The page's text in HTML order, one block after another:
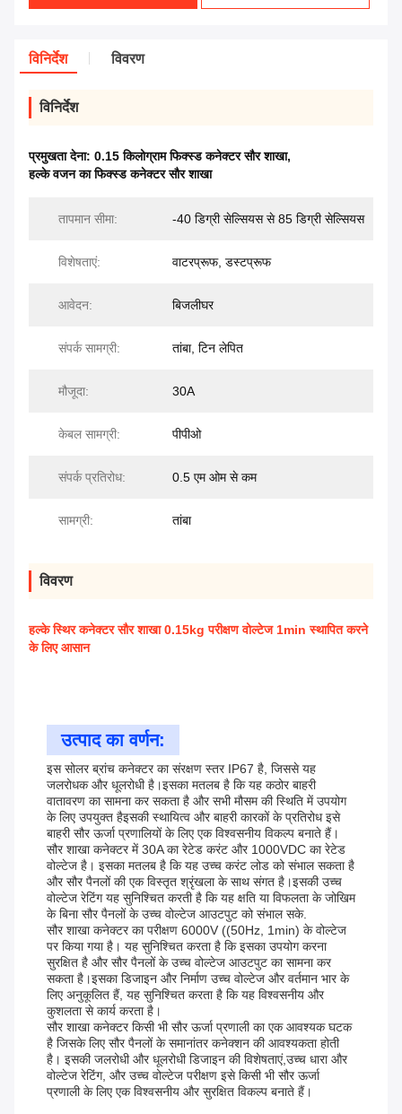
विनिर्देश विवरण
विनिर्देश
प्रमुखता देना: 0.15 किलोग्राम फिक्स्ड कनेक्टर सौर शाखा,
हल्के वजन का फिक्स्ड कनेक्टर सौर शाखा
तापमान सीमा: -40 डिग्री सेल्सियस से 85 डिग्री सेल्सियस
विशेषताएं: वाटरप्रूफ, डस्टप्रूफ
आवेदन: बिजलीघर
संपर्क सामग्री: तांबा, टिन लेपित
मौजूदा: 30A
केबल सामग्री: पीपीओ
संपर्क प्रतिरोध: 0.5 एम ओम से कम
सामग्री: तांबा
विवरण
हल्के स्थिर कनेक्टर सौर शाखा 0.15kg परीक्षण वोल्टेज 1min स्थापित करने
के लिए आसान
उत्पाद का वर्णन:
इस सोलर ब्रांच कनेक्टर का संरक्षण स्तर IP67 है, जिससे यह
जलरोधक और धूलरोधी है।इसका मतलब है कि यह कठोर बाहरी
वातावरण का सामना कर सकता है और सभी मौसम की स्थिति में उपयोग
के लिए उपयुक्त हैइसकी स्थायित्व और बाहरी कारकों के प्रतिरोध इसे
बाहरी सौर ऊर्जा प्रणालियों के लिए एक विश्वसनीय विकल्प बनाते हैं।
सौर शाखा कनेक्टर में 30A का रेटेड करंट और 1000VDC का रेटेड
वोल्टेज है। इसका मतलब है कि यह उच्च करंट लोड को संभाल सकता है
और सौर पैनलों की एक विस्तृत श्रृंखला के साथ संगत है।इसकी उच्च
वोल्टेज रेटिंग यह सुनिश्चित करती है कि यह क्षति या विफलता के जोखिम
के बिना सौर पैनलों के उच्च वोल्टेज आउटपुट को संभाल सके.
सौर शाखा कनेक्टर का परीक्षण 6000V ((50Hz, 1min) के वोल्टेज
पर किया गया है। यह सुनिश्चित करता है कि इसका उपयोग करना
सुरक्षित है और सौर पैनलों के उच्च वोल्टेज आउटपुट का सामना कर
सकता है।इसका डिजाइन और निर्माण उच्च वोल्टेज और वर्तमान भार के
लिए अनुकूलित हैं, यह सुनिश्चित करता है कि यह विश्वसनीय और
कुशलता से कार्य करता है।
सौर शाखा कनेक्टर किसी भी सौर ऊर्जा प्रणाली का एक आवश्यक घटक
है जिसके लिए सौर पैनलों के समानांतर कनेक्शन की आवश्यकता होती
है। इसकी जलरोधी और धूलरोधी डिजाइन की विशेषताएं,उच्च धारा और
वोल्टेज रेटिंग, और उच्च वोल्टेज परीक्षण इसे किसी भी सौर ऊर्जा
प्रणाली के लिए एक विश्वसनीय और सुरक्षित विकल्प बनाते हैं।